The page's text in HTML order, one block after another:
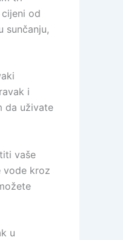
od
sunčanju,
i
da uživate
vaše
vode kroz
u